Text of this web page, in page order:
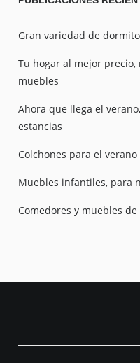
Gran variedad de
Tu hogar al mejor
muebles
Ahora que llega el
estancias
Colchones para el verano
Muebles infantiles, para
Comedores y muebles